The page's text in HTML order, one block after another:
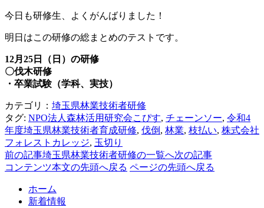
今日も研修生、よくがんばりました！
明日はこの研修の総まとめのテストです。
12月25日（日）の研修
〇伐木研修
・卒業試験（学科、実技）
カテゴリ： 埼玉県林業技術者研修
タグ: NPO法人森林活用研究会こぴす, チェーンソー, 令和4
年度埼玉県林業技術者育成研修, 伐倒 , 林業, 枝払い, 株式会社
フォレストカレッジ, 玉切り
前の記事埼玉県林業技術者研修の一覧へ次の記事
コンテンツ本文の先頭へ戻る ページの先頭へ戻る
ホーム
新着情報